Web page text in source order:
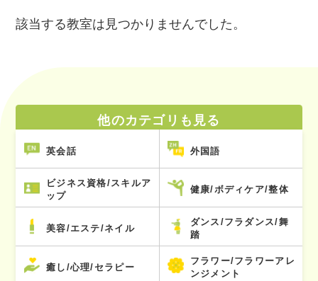
該当する教室は見つかりませんでした。
他のカテゴリも見る
英会話 外国語
ビジネス資格/スキルア
ップ
健康/ボディケア/整体
美容/エステ/ネイル
ダンス/フラダンス/舞
踏
癒し/心理/セラピー
フラワー/フラワーアレ
ンジメント